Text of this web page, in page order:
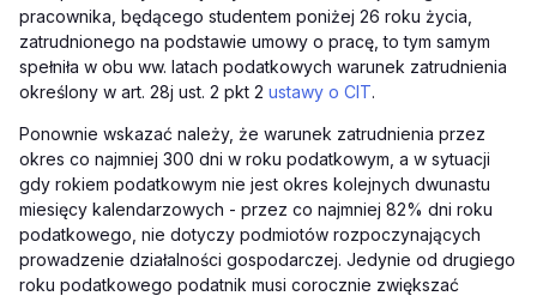
pracownika, będącego studentem poniżej 26 roku życia,
zatrudnionego na podstawie umowy o pracę, to tym samym
spełniła w obu ww. latach podatkowych warunek zatrudnienia
określony w art. 28j ust. 2 pkt 2 ustawy o CIT.
Ponownie wskazać należy, że warunek zatrudnienia przez
okres co najmniej 300 dni w roku podatkowym, a w sytuacji
gdy rokiem podatkowym nie jest okres kolejnych dwunastu
miesięcy kalendarzowych - przez co najmniej 82% dni roku
podatkowego, nie dotyczy podmiotów rozpoczynających
prowadzenie działalności gospodarczej. Jedynie od drugiego
roku podatkowego podatnik musi corocznie zwiększać